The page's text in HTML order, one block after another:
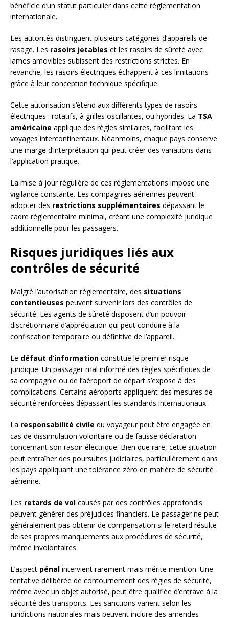
bénéficie d’un statut particulier dans cette réglementation
internationale.
Les autorités distinguent plusieurs catégories d’appareils de
rasage. Les rasoirs jetables et les rasoirs de sûreté avec
lames amovibles subissent des restrictions strictes. En
revanche, les rasoirs électriques échappent à ces limitations
grâce à leur conception technique spécifique.
Cette autorisation s’étend aux différents types de rasoirs
électriques : rotatifs, à grilles oscillantes, ou hybrides. La TSA
américaine applique des règles similaires, facilitant les
voyages intercontinentaux. Néanmoins, chaque pays conserve
une marge d’interprétation qui peut créer des variations dans
l’application pratique.
La mise à jour régulière de ces réglementations impose une
vigilance constante. Les compagnies aériennes peuvent
adopter des restrictions supplémentaires dépassant le
cadre réglementaire minimal, créant une complexité juridique
additionnelle pour les passagers.
Risques juridiques liés aux
contrôles de sécurité
Malgré l’autorisation réglementaire, des situations
contentieuses peuvent survenir lors des contrôles de
sécurité. Les agents de sûreté disposent d’un pouvoir
discrétionnaire d’appréciation qui peut conduire à la
confiscation temporaire ou définitive de l’appareil.
Le défaut d’information constitue le premier risque
juridique. Un passager mal informé des règles spécifiques de
sa compagnie ou de l’aéroport de départ s’expose à des
complications. Certains aéroports appliquent des mesures de
sécurité renforcées dépassant les standards internationaux.
La responsabilité civile du voyageur peut être engagée en
cas de dissimulation volontaire ou de fausse déclaration
concernant son rasoir électrique. Bien que rare, cette situation
peut entraîner des poursuites judiciaires, particulièrement dans
les pays appliquant une tolérance zéro en matière de sécurité
aérienne.
Les retards de vol causés par des contrôles approfondis
peuvent générer des préjudices financiers. Le passager ne peut
généralement pas obtenir de compensation si le retard résulte
de ses propres manquements aux procédures de sécurité,
même involontaires.
L’aspect pénal intervient rarement mais mérite mention. Une
tentative délibérée de contournement des règles de sécurité,
même avec un objet autorisé, peut être qualifiée d’entrave à la
sécurité des transports. Les sanctions varient selon les
juridictions nationales mais peuvent inclure des amendes